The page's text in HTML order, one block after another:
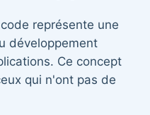
représente une
développement
Ce concept
qui n'ont pas de